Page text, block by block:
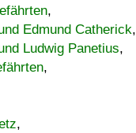
,
Edmund Catherick,
Ludwig Panetius,
,
,